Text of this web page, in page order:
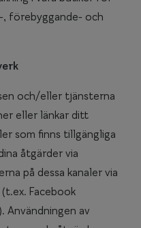
förebyggande- och
och/eller tjänsterna
eller länkar ditt
som finns tillgängliga
åtgärder via
på dessa kanaler via
Facebook
Användningen av